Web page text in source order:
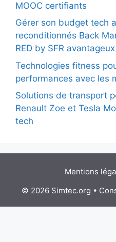
MOOC certifiants
Gérer son budget tech
reconditionnés Back
RED by SFR avantageux
Technologies fitness
performances avec les
Solutions de transport
Renault Zoe et Tesla
tech
Mentions
© 2026 Simtec.org •